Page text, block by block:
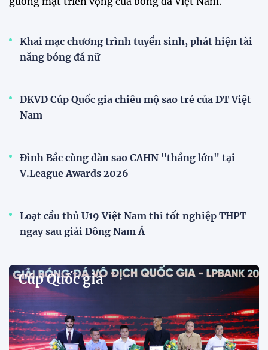
Tuyển Việt Nam đối đầu Malaysia ở bán kết
ASEAN Cup 2026?
Đội tuyển nữ Việt Nam
tập để theo dõi sao nhập tịch tuyển Việt Nam
Buổi tập của tuyển Việt Nam chiều nay (29/7) bất
ngờ thu hút sự chú ý của truyền thông Singapore
khi một phóng viên có mặt tại sân để trực tiếp theo
dõi màn thể hiện của các ngôi sao nhập tịch.